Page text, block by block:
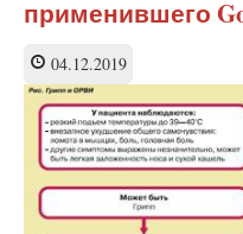
врачебных
спасают
жизни
применившего
04.12.2019